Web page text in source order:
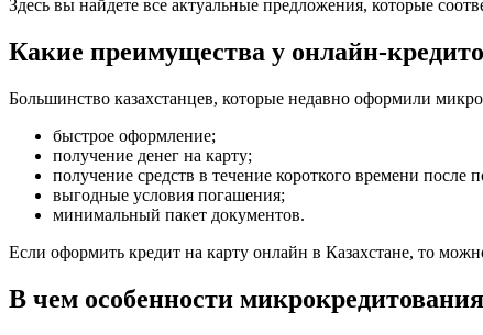
Здесь вы найдете все актуальные предложения, которые
Какие преимущества у онлайн-
Большинство казахстанцев, которые недавно оформили
быстрое оформление;
получение денег на карту;
получение средств в течение короткого времени после
выгодные условия погашения;
минимальный пакет документов.
Если оформить кредит на карту онлайн в Казахстане, то
В чем особенности микрокредитования